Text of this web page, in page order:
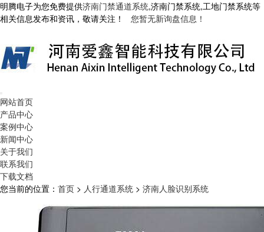
明腾电子为您免费提供济南门禁通道系统,济南门禁系统,工地门禁系统等
相关信息发布和资讯，敬请关注！ 您暂无新询盘信息！
网站首页
产品中心
案例中心
新闻中心
关于我们
联系我们
下载文档
您当前的位置： 首页 > 人行通道系统 > 济南人脸识别系统